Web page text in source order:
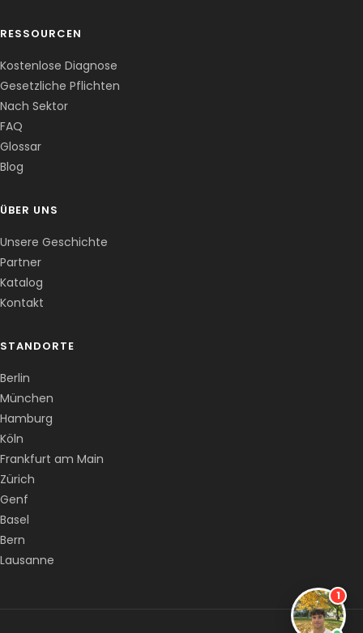
RESSOURCEN
Kostenlose Diagnose
Gesetzliche Pflichten
Nach Sektor
FAQ
Glossar
Blog
ÜBER UNS
Unsere Geschichte
Partner
Katalog
Kontakt
STANDORTE
Berlin
München
Hamburg
Köln
Frankfurt am Main
Zürich
Genf
Basel
Bern
Lausanne
1